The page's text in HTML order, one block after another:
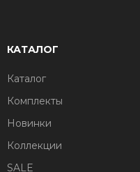
КАТАЛОГ
Каталог
Комплекты
Новинки
Коллекции
SALE